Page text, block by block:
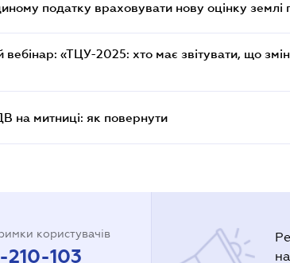
податку враховувати нову оцінку
«ТЦУ-2025: хто має звітувати, що
на митниці: як повернути
користувачів
103
на